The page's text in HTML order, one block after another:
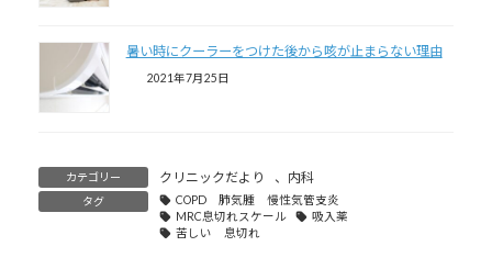
暑い時にクーラーをつけた後から咳が止まらない理由
2021年7月25日
カテゴリー クリニックだより 、 内科
タグ
COPD 肺気腫 慢性気管支炎
MRC息切れスケール
吸入薬
苦しい 息切れ